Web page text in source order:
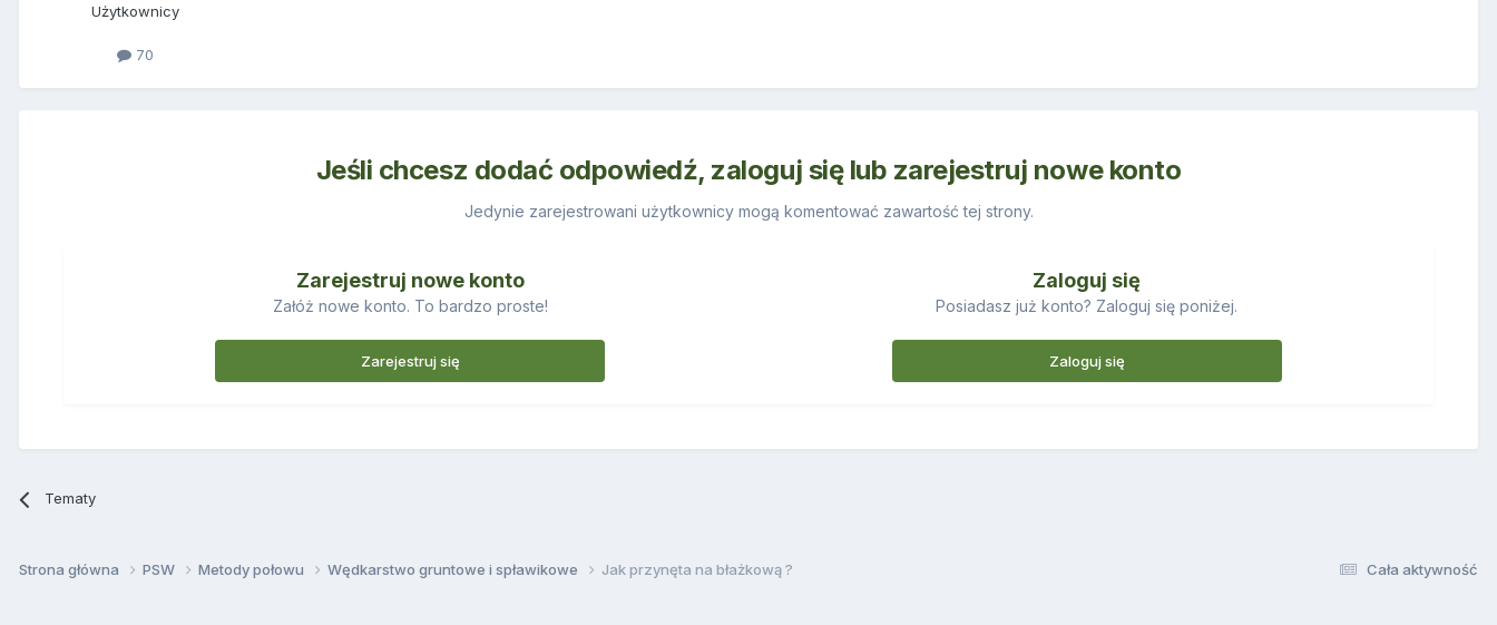
Użytkownicy
70
Jeśli chcesz dodać odpowiedź, zaloguj się lub zarejestruj nowe konto
Jedynie zarejestrowani użytkownicy mogą komentować zawartość tej strony.
Zarejestruj nowe konto
Załóż nowe konto. To bardzo proste!
Zarejestruj się
Zaloguj się
Posiadasz już konto? Zaloguj się poniżej.
Zaloguj się
Tematy
Cała aktywność
Strona główna PSW Metody połowu Wędkarstwo gruntowe i spławikowe Jak przynęta na błażkową ?